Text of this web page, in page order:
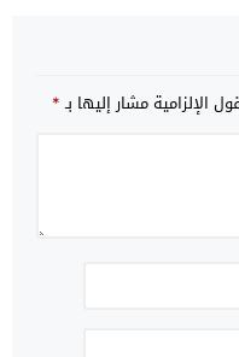
الإلزامية مشار إليها بـ*